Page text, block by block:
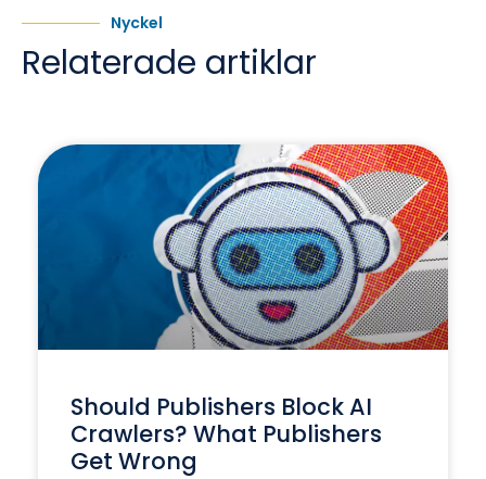
Nyckel
Relaterade artiklar
Should Publishers Block AI
Crawlers? What Publishers
Get Wrong